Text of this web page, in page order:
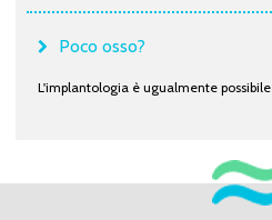
Poco osso?
L'implantologia è ugualmente possibile